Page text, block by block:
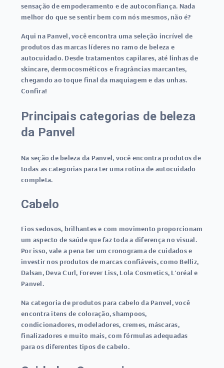
sensação de empoderamento e de autoconfiança. Nada
melhor do que se sentir bem com nós mesmos, não é?
Aqui na Panvel, você encontra uma seleção incrível de
produtos das marcas líderes no ramo de beleza e
autocuidado. Desde tratamentos capilares, até linhas de
skincare, dermocosméticos e fragrâncias marcantes,
chegando ao toque final da maquiagem e das unhas.
Confira!
Principais categorias de beleza
da Panvel
Na seção de beleza da Panvel, você encontra produtos de
todas as categorias para ter uma rotina de autocuidado
completa.
Cabelo
Fios sedosos, brilhantes e com movimento proporcionam
um aspecto de saúde que faz toda a diferença no visual.
Por isso, vale a pena ter um cronograma de cuidados e
investir nos produtos de marcas confiáveis, como Belliz,
Dalsan, Deva Curl, Forever Liss, Lola Cosmetics, L'oréal e
Panvel.
Na categoria de produtos para cabelo da Panvel, você
encontra itens de coloração, shampoos,
condicionadores, modeladores, cremes, máscaras,
finalizadores e muito mais, com fórmulas adequadas
para os diferentes tipos de cabelo.